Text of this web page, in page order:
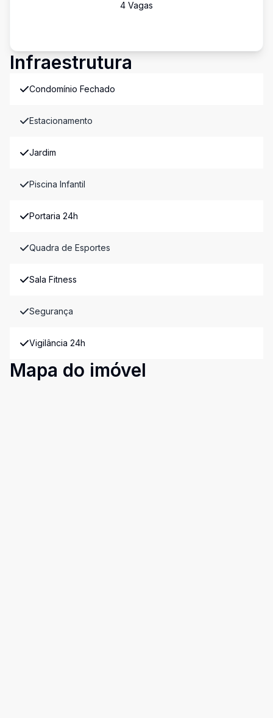
4 Vagas
Infraestrutura
Condomínio Fechado
Estacionamento
Jardim
Piscina Infantil
Portaria 24h
Quadra de Esportes
Sala Fitness
Segurança
Vigilância 24h
Mapa do imóvel